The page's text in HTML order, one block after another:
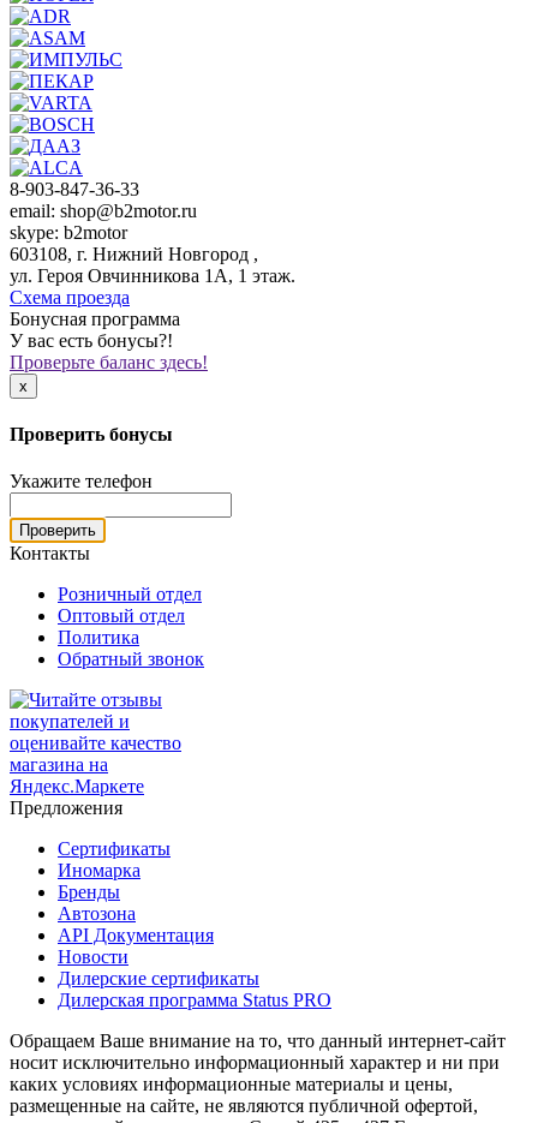
8-903-847-36-33
email: shop@b2motor.ru
skype: b2motor
603108, г. Нижний Новгород ,
ул. Героя Овчинникова 1А, 1 этаж.
Схема проезда
Бонусная программа
У вас есть бонусы?!
Проверьте баланс здесь!
x
Проверить бонусы
Укажите телефон
Проверить
Контакты
Розничный отдел
Оптовый отдел
Политика
Обратный звонок
Предложения
Сертификаты
Иномарка
Бренды
Автозона
API Документация
Новости
Дилерские сертификаты
Дилерская программа Status PRO
Обращаем Ваше внимание на то, что данный интернет-сайт
носит исключительно информационный характер и ни при
каких условиях информационные материалы и цены,
размещенные на сайте, не являются публичной офертой,